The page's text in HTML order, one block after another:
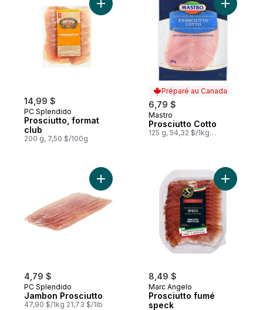
14,99 $
PC Splendido
Prosciutto, format
club
200 g, 7,50 $/100g
Ajouter Prosciutto, format club au panier
Préparé au Canada
6,79 $
Préparé au Canada
Mastro
Prosciutto Cotto
125 g, 54,32 $/1kg
Ajouter
4,79 $
PC Splendido
Jambon Prosciutto
47,90 $/1kg 21,73 $/1lb
Ajouter Jambon Prosciutto au panier
8,49 $
Marc Angelo
Prosciutto fumé
speck
Ajouter